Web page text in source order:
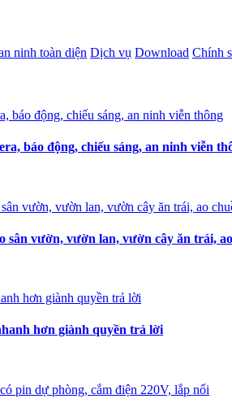
ninh toàn diện Dịch vụ Download Chính
báo động, chiếu sáng, an ninh viễn
sân vườn, vườn lan, vườn cây ăn trái,
hơn giành quyền trả lời